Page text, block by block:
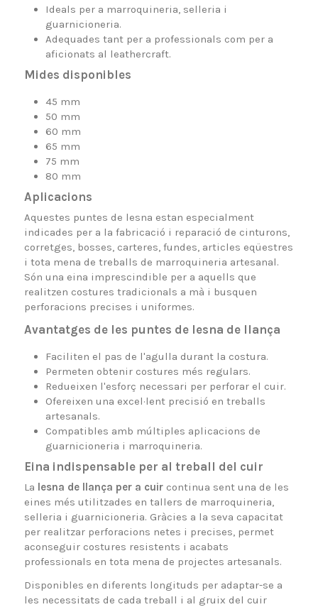
Ideals per a marroquineria, selleria i
guarnicioneria.
Adequades tant per a professionals com per a
aficionats al leathercraft.
Mides disponibles
45 mm
50 mm
60 mm
65 mm
75 mm
80 mm
Aplicacions
Aquestes puntes de lesna estan especialment
indicades per a la fabricació i reparació de cinturons,
corretges, bosses, carteres, fundes, articles eqüestres
i tota mena de treballs de marroquineria artesanal.
Són una eina imprescindible per a aquells que
realitzen costures tradicionals a mà i busquen
perforacions precises i uniformes.
Avantatges de les puntes de lesna de llança
Faciliten el pas de l'agulla durant la costura.
Permeten obtenir costures més regulars.
Redueixen l'esforç necessari per perforar el cuir.
Ofereixen una excel·lent precisió en treballs
artesanals.
Compatibles amb múltiples aplicacions de
guarnicioneria i marroquineria.
Eina indispensable per al treball del cuir
La lesna de llança per a cuircontinua sent una de les
eines més utilitzades en tallers de marroquineria,
selleria i guarnicioneria. Gràcies a la seva capacitat
per realitzar perforacions netes i precises, permet
aconseguir costures resistents i acabats
professionals en tota mena de projectes artesanals.
Disponibles en diferents longituds per adaptar-se a
les necessitats de cada treball i al gruix del cuir